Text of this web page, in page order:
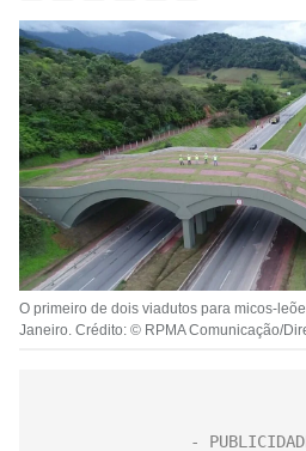
O primeiro de dois viadutos para micos-
Janeiro. Crédito: © RPMA Comunicação/